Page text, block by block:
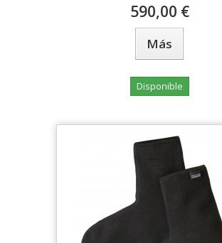
590,00 €
Más
Disponible